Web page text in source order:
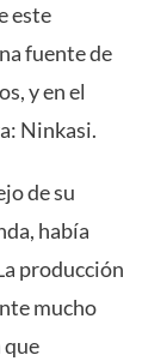
este
fuente de
y en el
Ninkasi.
de su
había
producción
mucho